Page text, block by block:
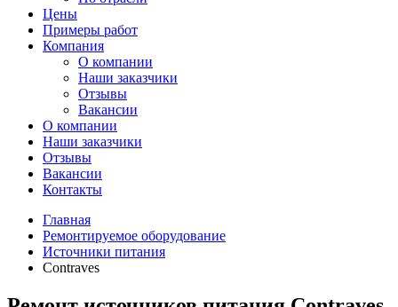
Цены
Примеры работ
Компания
О компании
Наши заказчики
Отзывы
Вакансии
О компании
Наши заказчики
Отзывы
Вакансии
Контакты
Главная
Ремонтируемое оборудование
Источники питания
Contraves